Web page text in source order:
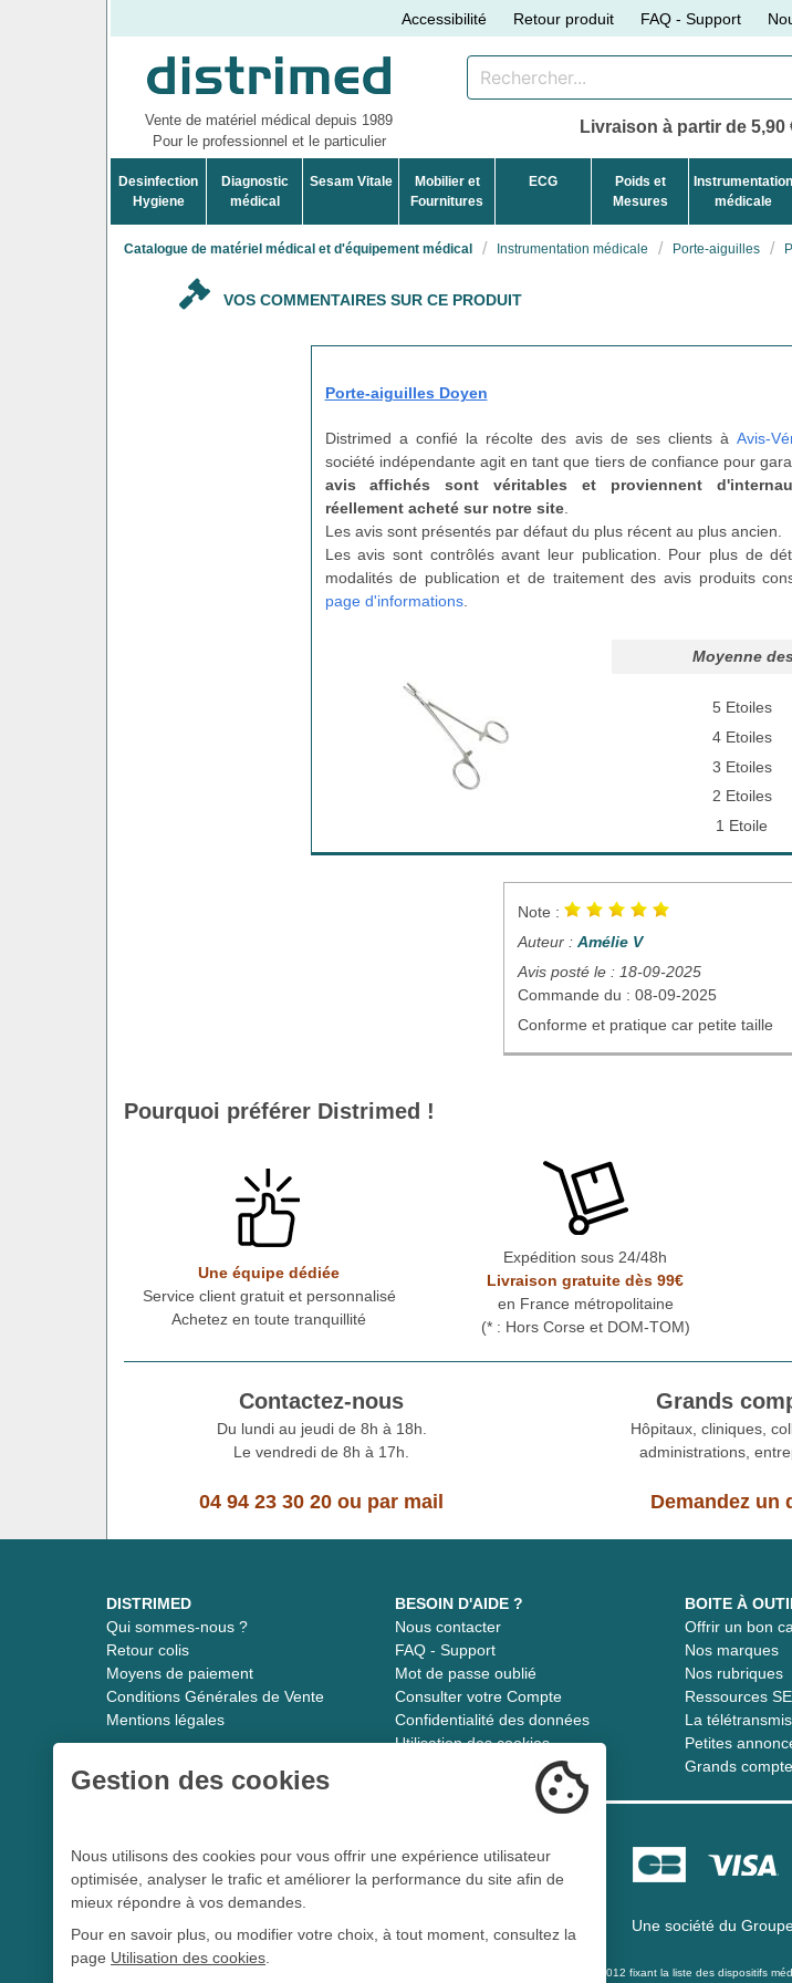
Accessibilité Retour produit FAQ - Support
Vente de matériel médical depuis 1989
Pour le professionnel et le particulier
Livraison à partir de
Desinfection
Hygiene
Diagnostic
médical
Sesam Vitale
Mobilier et
Fournitures
ECG
Poids et
Mesures
Instrumentation
médicale
Catalogue de matériel médical et d'équipement médical Instrumentation médicale Porte-aiguilles
VOS COMMENTAIRES SUR CE PRODUIT
Porte-aiguilles Doyen
Distrimed a confié la récolte des avis de ses clients à Avis-
société indépendante agit en tant que tiers de confiance pour
avis affichés sont véritables et proviennent
réellement acheté sur notre site.
Les avis sont présentés par défaut du plus récent au plus ancien.
Les avis sont contrôlés avant leur publication. Pour plus de
modalités de publication et de traitement des avis produits
page d'informations.
Moyenne
5 Etoiles
4 Etoiles
3 Etoiles
2 Etoiles
1 Etoile
Note :
Auteur : Amélie V
Avis posté le : 18-09-2025
Commande du : 08-09-2025
Conforme et pratique car petite taille
Pourquoi préférer Distrimed !
Une équipe dédiée
Service client gratuit et personnalisé
Achetez en toute tranquillité
Expédition sous 24/48h
Livraison gratuite dès 99€
en France métropolitaine
(* : Hors Corse et DOM-TOM)
Contactez-nous
Du lundi au jeudi de 8h à 18h.
Le vendredi de 8h à 17h.
04 94 23 30 20 ou par mail
Grands
Hôpitaux, cliniques,
administrations,
Demandez un
DISTRIMED
Qui sommes-nous ?
Retour colis
Moyens de paiement
Conditions Générales de Vente
Mentions légales
BESOIN D'AIDE ?
Nous contacter
FAQ - Support
Mot de passe oublié
Consulter votre Compte
Confidentialité des données
Utilisation des cookies
BOITE À
Offrir un bon
Nos marques
Nos rubriques
Ressources
La
Petites
Grands
Distrimed.com 1989 - 2026
Le spécialiste du matériel médical
Une société du
L 5213-3 du code de la santé publique et à l’arrêté du 21 décembre 2012 fixant la liste des dispositifs
Gestion des cookies
Nous utilisons des cookies pour vous offrir une expérience utilisateur
optimisée, analyser le trafic et améliorer la performance du site afin de
mieux répondre à vos demandes.
Pour en savoir plus, ou modifier votre choix, à tout moment, consultez la
page Utilisation des cookies